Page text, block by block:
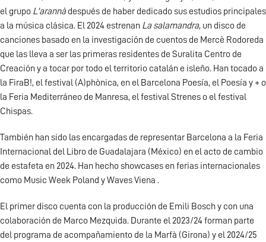
el grupo L'arannàdespués de haber dedicado sus estudios principales
a la música clásica. El 2024 estrenan La salamandra, un disco de
canciones basado en la investigación de cuentos de Mercè Rodoreda
que las lleva a ser las primeras residentes de Suralita Centro de
Creación y a tocar por todo el territorio catalán e isleño. Han tocado a
la FiraB!, el festival (A)phònica, en el Barcelona Poesía, el Poesía y + o
la Feria Mediterráneo de Manresa, el festival Strenes o el festival
Chispas.
También han sido las encargadas de representar Barcelona a la Feria
Internacional del Libro de Guadalajara (México) en el acto de cambio
de estafeta en 2024. Han hecho showcases en ferias internacionales
como Music Week Poland y Waves Viena .
El primer disco cuenta con la producción de Emili Bosch y con una
colaboración de Marco Mezquida. Durante el 2023/24 forman parte
del programa de acompañamiento de la Marfà (Girona) y el 2024/25